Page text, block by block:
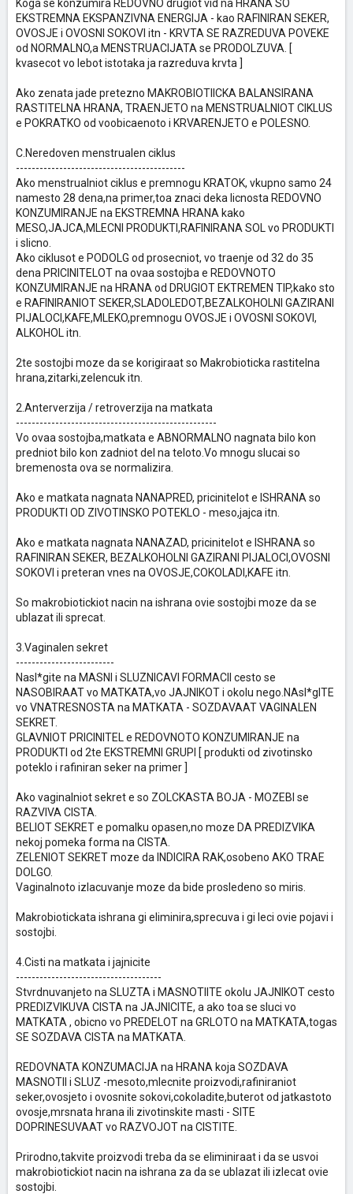
Koga se konzumira REDOVNO drugiot vid na HRANA SO
EKSTREMNA EKSPANZIVNA ENERGIJA - kao RAFINIRAN SEKER,
OVOSJE i OVOSNI SOKOVI itn - KRVTA SE RAZREDUVA POVEKE
od NORMALNO,a MENSTRUACIJATA se PRODOLZUVA. [
kvasecot vo lebot istotaka ja razreduva krvta ]
Ako zenata jade pretezno MAKROBIOTIICKA BALANSIRANA
RASTITELNA HRANA, TRAENJETO na MENSTRUALNIOT CIKLUS
e POKRATKO od voobicaenoto i KRVARENJETO e POLESNO.
C.Neredoven menstrualen ciklus
-------------------------------------------
Ako menstrualniot ciklus e premnogu KRATOK, vkupno samo 24
namesto 28 dena,na primer,toa znaci deka licnosta REDOVNO
KONZUMIRANJE na EKSTREMNA HRANA kako
MESO,JAJCA,MLECNI PRODUKTI,RAFINIRANA SOL vo PRODUKTI
i slicno.
Ako ciklusot e PODOLG od prosecniot, vo traenje od 32 do 35
dena PRICINITELOT na ovaa sostojba e REDOVNOTO
KONZUMIRANJE na HRANA od DRUGIOT EKTREMEN TIP,kako sto
e RAFINIRANIOT SEKER,SLADOLEDOT,BEZALKOHOLNI GAZIRANI
PIJALOCI,KAFE,MLEKO,premnogu OVOSJE i OVOSNI SOKOVI,
ALKOHOL itn.
2te sostojbi moze da se korigiraat so Makrobioticka rastitelna
hrana,zitarki,zelencuk itn.
2.Anterverzija / retroverzija na matkata
---------------------------------------------------
Vo ovaa sostojba,matkata e ABNORMALNO nagnata bilo kon
predniot bilo kon zadniot del na teloto.Vo mnogu slucai so
bremenosta ova se normalizira.
Ako e matkata nagnata NANAPRED, pricinitelot e ISHRANA so
PRODUKTI OD ZIVOTINSKO POTEKLO - meso,jajca itn.
Ako e matkata nagnata NANAZAD, pricinitelot e ISHRANA so
RAFINIRAN SEKER, BEZALKOHOLNI GAZIRANI PIJALOCI,OVOSNI
SOKOVI i preteran vnes na OVOSJE,COKOLADI,KAFE itn.
So makrobiotickiot nacin na ishrana ovie sostojbi moze da se
ublazat ili sprecat.
3.Vaginalen sekret
-------------------------
Nasl*gite na MASNI i SLUZNICAVI FORMACII cesto se
NASOBIRAAT vo MATKATA,vo JAJNIKOT i okolu nego.NAsl*gITE
vo VNATRESNOSTA na MATKATA - SOZDAVAAT VAGINALEN
SEKRET.
GLAVNIOT PRICINITEL e REDOVNOTO KONZUMIRANJE na
PRODUKTI od 2te EKSTREMNI GRUPI [ produkti od zivotinsko
poteklo i rafiniran seker na primer ]
Ako vaginalniot sekret e so ZOLCKASTA BOJA - MOZEBI se
RAZVIVA CISTA.
BELIOT SEKRET e pomalku opasen,no moze DA PREDIZVIKA
nekoj pomeka forma na CISTA.
ZELENIOT SEKRET moze da INDICIRA RAK,osobeno AKO TRAE
DOLGO.
Vaginalnoto izlacuvanje moze da bide prosledeno so miris.
Makrobiotickata ishrana gi eliminira,sprecuva i gi leci ovie pojavi i
sostojbi.
4.Cisti na matkata i jajnicite
-------------------------------------
Stvrdnuvanjeto na SLUZTA i MASNOTIITE okolu JAJNIKOT cesto
PREDIZVIKUVA CISTA na JAJNICITE, a ako toa se sluci vo
MATKATA , obicno vo PREDELOT na GRLOTO na MATKATA,togas
SE SOZDAVA CISTA na MATKATA.
REDOVNATA KONZUMACIJA na HRANA koja SOZDAVA
MASNOTII i SLUZ -mesoto,mlecnite proizvodi,rafiniraniot
seker,ovosjeto i ovosnite sokovi,cokoladite,buterot od jatkastoto
ovosje,mrsnata hrana ili zivotinskite masti - SITE
DOPRINESUVAAT vo RAZVOJOT na CISTITE.
Prirodno,takvite proizvodi treba da se eliminiraat i da se usvoi
makrobiotickiot nacin na ishrana za da se ublazat ili izlecat ovie
sostojbi.